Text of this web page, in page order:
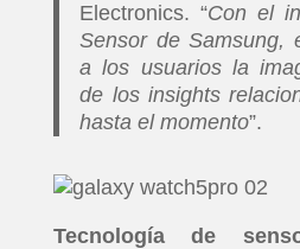
Electronics. “Con el
Sensor de Samsung,
a los usuarios la
de los insights
hasta el momento”.
Tecnología de